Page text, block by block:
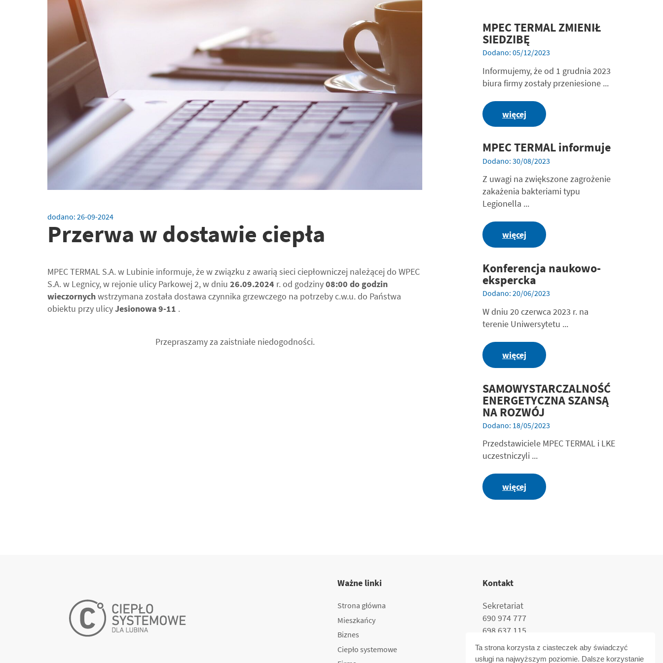
Ta strona korzysta z ciasteczek aby świadczyć
usługi na najwyższym poziomie. Dalsze korzystanie
dodano: 26-09-2024
Przerwa w dostawie ciepła
MPEC TERMAL S.A. w Lubinie informuje, że w związku z awarią sieci ciepłowniczej należącej do WPEC
S.A. w Legnicy, w rejonie ulicy Parkowej 2, w dniu 26.09.2024 r. od godziny08:00 do godzin
wieczornychwstrzymana została dostawa czynnika grzewczego na potrzeby c.w.u. do Państwa
obiektu przy ulicyJesionowa 9-11 .
Przepraszamy za zaistniałe niedogodności.
MPEC TERMAL ZMIENIŁ
SIEDZIBĘ
Dodano: 05/12/2023
Informujemy, że od 1 grudnia 2023
biura firmy zostały przeniesione ...
więcej
MPEC TERMAL informuje
Dodano: 30/08/2023
Z uwagi na zwiększone zagrożenie
zakażenia bakteriami typu
Legionella ...
więcej
Konferencja naukowo-
ekspercka
Dodano: 20/06/2023
W dniu 20 czerwca 2023 r. na
terenie Uniwersytetu ...
więcej
SAMOWYSTARCZALNOŚĆ
ENERGETYCZNA SZANSĄ
NA ROZWÓJ
Dodano: 18/05/2023
Przedstawiciele MPEC TERMAL i LKE
uczestniczyli ...
więcej
Ważne linki
Strona główna
Mieszkańcy
Biznes
Ciepło systemowe
Kontakt
Sekretariat
690 974 777
698 637 115
termal@termal.pl